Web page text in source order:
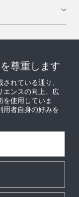
尊重します
れている通り、
エンスの向上、広
を使用していま
用者自身の好みを